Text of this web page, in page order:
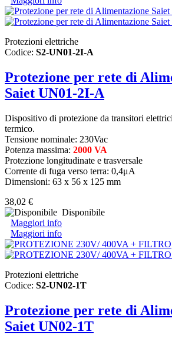
Protezioni elettriche
Codice: S2-UN01-2I-A
Protezione per rete di
Saiet UN01-2I-A
Dispositivo di protezione da transitori
termico.
Tensione nominale: 230Vac
Potenza massima: 2000 VA
Protezione longitudinate e trasversale
Corrente di fuga verso terra: 0,4μA
Dimensioni: 63 x 56 x 125 mm
38,02 €
Disponibile
Maggiori info
Maggiori info
Protezioni elettriche
Codice: S2-UN02-1T
Protezione per rete di
Saiet UN02-1T